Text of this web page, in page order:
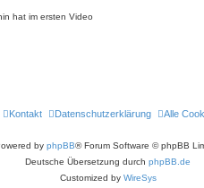
hat im ersten Video
Alle
Datenschutzerklärung
Kontakt
by phpBB® Forum Software © phpBB
Deutsche Übersetzung durch phpBB.de
Customized by WireSys